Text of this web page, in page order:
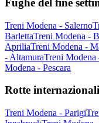
Fughe del fine
Treni Modena - Salerno
BarlettaTreni Modena -
ApriliaTreni Modena -
- AltamuraTreni Modena
Modena - Pescara
Rotte
Treni Modena - Parigi